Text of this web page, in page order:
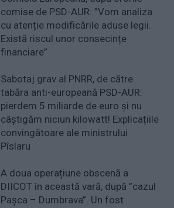
comise de PSD-AUR: ”Vom analiza
cu atenție modificările aduse legii.
Există riscul unor consecințe
financiare”
Sabotaj grav al PNRR, de către
tabăra anti-europeană PSD-AUR:
pierdem 5 miliarde de euro și nu
câștigăm niciun kilowatt! Explicațiile
convingătoare ale ministrului
Pîslaru
A doua operațiune obscenă a
DIICOT în această vară, după ”cazul
Pașca – Dumbrava”. Un fost